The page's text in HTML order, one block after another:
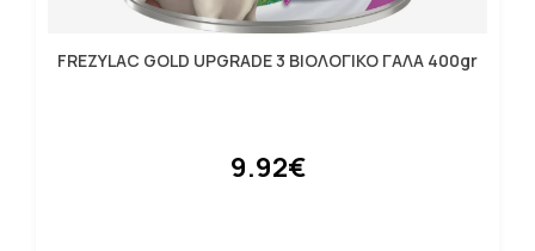
FREZYLAC GOLD UPGRADE 3 ΒΙΟΛΟΓΙΚΟ ΓΑΛΑ 400gr
9.92€